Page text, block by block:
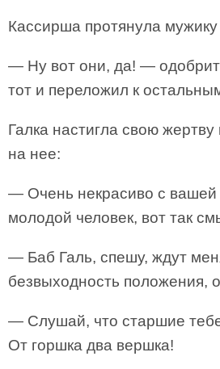
Кассирша протянула
— Ну вот они, да! —
тот и переложил к
Галка настигла свою жертву
на нее:
— Очень некрасиво с вашей
молодой человек, вот так
— Баб Галь, спешу, ждут
безвыходность положения,
— Слушай, что старшие
От горшка два вершка!